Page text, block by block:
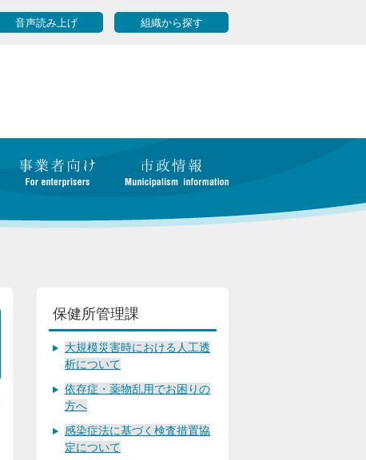
音声読み上げ 組織から探す
保健所管理課
大規模災害時における人工透
析について
依存症・薬物乱用でお困りの
方へ
感染症法に基づく検査措置協
定について